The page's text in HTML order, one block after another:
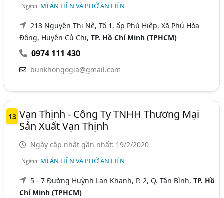
Ngành: MÌ ĂN LIỀN VÀ PHỞ ĂN LIỀN
213 Nguyễn Thị Nê, Tổ 1, ấp Phú Hiệp, Xã Phú Hòa
Đông, Huyện Củ Chi,TP. Hồ Chí Minh (TPHCM)
0974 111 430
bunkhongogia@gmail.com
13 Vạn Thịnh - Công Ty TNHH Thương Mại
Sản Xuất Vạn Thịnh
Ngày cập nhật gần nhất: 19/2/2020
Ngành: MÌ ĂN LIỀN VÀ PHỞ ĂN LIỀN
5 - 7 Đường Huỳnh Lan Khanh, P. 2, Q. Tân Bình,TP. Hồ
Chí Minh (TPHCM)